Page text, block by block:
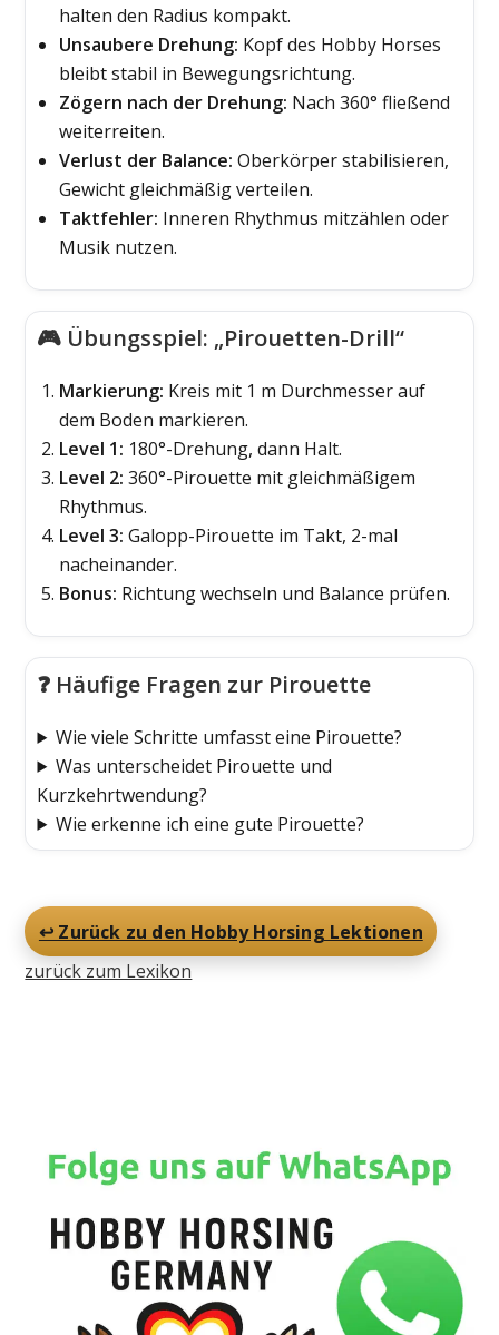
halten den Radius kompakt.
Unsaubere Drehung: Kopf des Hobby Horses
bleibt stabil in Bewegungsrichtung.
Zögern nach der Drehung: Nach 360° fließend
weiterreiten.
Verlust der Balance: Oberkörper stabilisieren,
Gewicht gleichmäßig verteilen.
Taktfehler: Inneren Rhythmus mitzählen oder
Musik nutzen.
🎮 Übungsspiel: „Pirouetten-Drill“
Markierung: Kreis mit 1 m Durchmesser auf
dem Boden markieren.
Level 1: 180°-Drehung, dann Halt.
Level 2: 360°-Pirouette mit gleichmäßigem
Rhythmus.
Level 3: Galopp-Pirouette im Takt, 2-mal
nacheinander.
Bonus: Richtung wechseln und Balance prüfen.
❓ Häufige Fragen zur Pirouette
Wie viele Schritte umfasst eine Pirouette?
Was unterscheidet Pirouette und
Kurzkehrtwendung?
Wie erkenne ich eine gute Pirouette?
↩️ Zurück zu den Hobby Horsing Lektionen
zurück zum Lexikon